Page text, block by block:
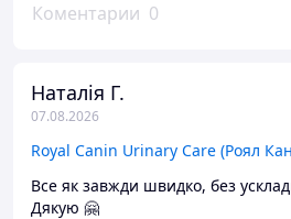
Коментарии 0
Наталія Г.
07.08.2026
Все як завжди швидко, без
Дякую 🤗